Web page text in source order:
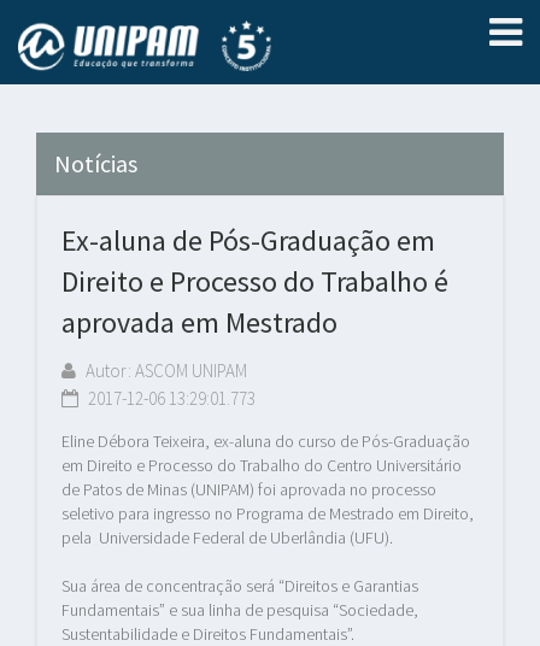
Notícias
Ex-aluna de Pós-Graduação em
Direito e Processo do Trabalho é
aprovada em Mestrado
Autor: ASCOM UNIPAM
2017-12-06 13:29:01.773
Eline Débora Teixeira, ex-aluna do curso de Pós-Graduação
em Direito e Processo do Trabalho do Centro Universitário
de Patos de Minas (UNIPAM) foi aprovada no processo
seletivo para ingresso no Programa de Mestrado em Direito,
pela Universidade Federal de Uberlândia (UFU).
Sua área de concentração será “Direitos e Garantias
Fundamentais” e sua linha de pesquisa “Sociedade,
Sustentabilidade e Direitos Fundamentais”.